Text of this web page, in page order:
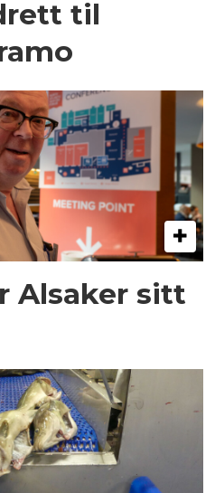
til
Alsaker sitt